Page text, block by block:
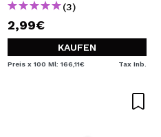
(3)
2,99€
KAUFEN
Preis x 100 Ml: 166,11€ Tax Inb.